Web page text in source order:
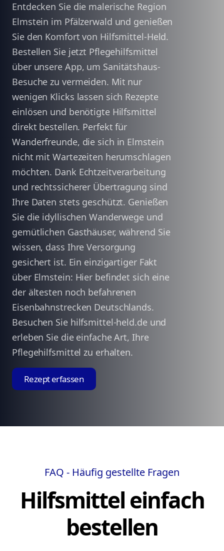
Entdecken Sie die malerische Region
Elmstein im Pfälzerwald und genießen
Sie den Komfort von Hilfsmittel-Held.
Bestellen Sie jetzt Pflegehilfsmittel
über unsere App, um Sanitätshaus-
Besuche zu vermeiden. Mit nur
wenigen Klicks lassen sich Rezepte
einlösen und benötigte Hilfsmittel
direkt bestellen. Perfekt für
Wanderfreunde, die sich in Elmstein
nicht mit Wartezeiten herumschlagen
möchten. Dank Echtzeitverarbeitung
und rechtssicherer Übertragung sind
Ihre Daten stets geschützt. Genießen
Sie die idyllischen Wanderwege und
gemütlichen Gasthäuser, während Sie
wissen, dass Ihre Versorgung
gesichert ist. Ein einzigartiger Fakt
über Elmstein: Hier befindet sich eine
der ältesten noch befahrenen
Eisenbahnstrecken Deutschlands.
Besuchen Sie hilfsmittel-held.de und
erleben Sie die einfache Art, Ihre
Pflegehilfsmittel zu erhalten.
Rezept erfassen
FAQ - Häufig gestellte Fragen
Hilfsmittel einfach
bestellen